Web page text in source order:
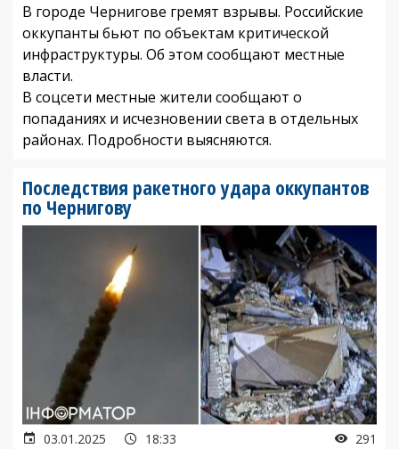
В городе Чернигове гремят взрывы. Российские
оккупанты бьют по объектам критической
инфраструктуры. Об этом сообщают местные
власти.
В соцсети местные жители сообщают о
попаданиях и исчезновении света в отдельных
районах. Подробности выясняются.
Последствия ракетного удара оккупантов
по Чернигову
03.01.2025 18:33 291